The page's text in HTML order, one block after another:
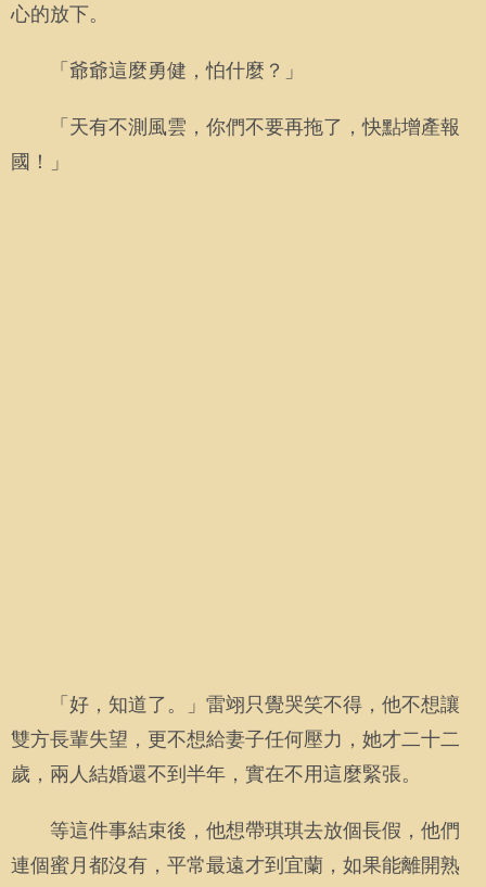
心的放下。
「爺爺這麼勇健，怕什麼？」
「天有不測風雲，你們不要再拖了，快點增產報
國！」
「好，知道了。」雷翊只覺哭笑不得，他不想讓
雙方長輩失望，更不想給妻子任何壓力，她才二十二
歲，兩人結婚還不到半年，實在不用這麼緊張。
等這件事結束後，他想帶琪琪去放個長假，他們
連個蜜月都沒有，平常最遠才到宜蘭，如果能離開熟